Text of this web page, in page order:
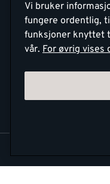
Retur-
Vi bruker
fungere ordentlig,
funksjoner knyttet
vår. For øvrig